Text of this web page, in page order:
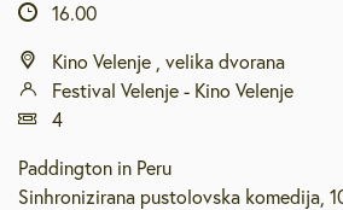
16.00
Kino Velenje , velika dvorana
Festival Velenje - Kino Velenje
4
Paddington in Peru
Sinhronizirana pustolovska komedija,